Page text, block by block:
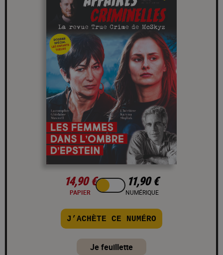
14,90 €
PAPIER
11,90 €
NUMÉRIQUE
J’ACHÈTE CE NUMÉRO
Je feuillette